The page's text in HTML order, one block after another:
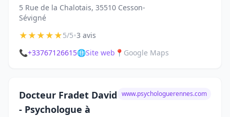
5 Rue de la Chalotais, 35510 Cesson-
Sévigné
★★★★★5/5•3 avis
📞+33767126615🌐Site web 📍 Google Maps
Docteur Fradet David
- Psychologue à
www.psychologuerennes.com